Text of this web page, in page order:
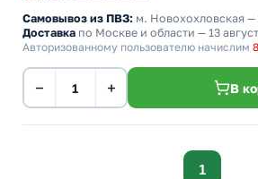
Самовывоз из ПВЗ: м. Новохохловская —
Доставка по Москве и области — 13
Авторизованному пользователю начислим
− + В
1